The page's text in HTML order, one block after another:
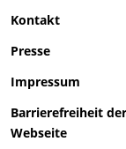
Kontakt
Presse
Impressum
Barrierefreiheit der
Webseite